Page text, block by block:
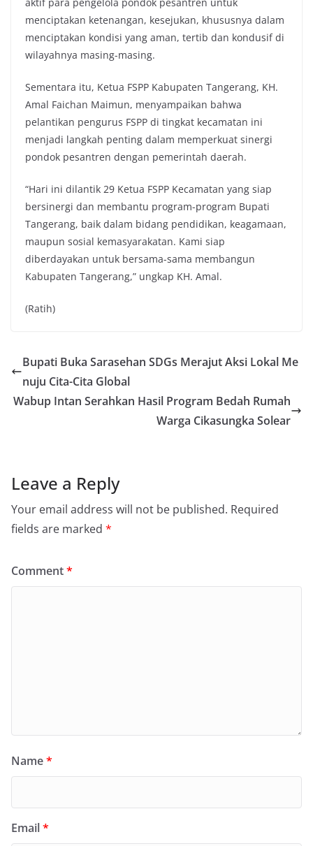
menciptakan ketenangan, kesejukan, khususnya dalam
menciptakan kondisi yang aman, tertib dan kondusif di
wilayahnya masing-masing.
Sementara itu, Ketua FSPP Kabupaten Tangerang, KH.
Amal Faichan Maimun, menyampaikan bahwa
pelantikan pengurus FSPP di tingkat kecamatan ini
menjadi langkah penting dalam memperkuat sinergi
pondok pesantren dengan pemerintah daerah.
“Hari ini dilantik 29 Ketua FSPP Kecamatan yang siap
bersinergi dan membantu program-program Bupati
Tangerang, baik dalam bidang pendidikan, keagamaan,
maupun sosial kemasyarakatan. Kami siap
diberdayakan untuk bersama-sama membangun
Kabupaten Tangerang,” ungkap KH. Amal.
(Ratih)
Bupati Buka Sarasehan SDGs Merajut Aksi Lokal Me
nuju Cita-Cita Global
Wabup Intan Serahkan Hasil Program Bedah Rumah
Warga Cikasungka Solear
Leave a Reply
Your email address will not be published. Required
fields are marked *
Comment*
Name*
Email*